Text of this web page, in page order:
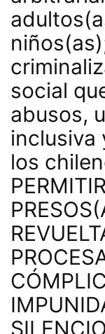
social
abusos,
inclusiva
los